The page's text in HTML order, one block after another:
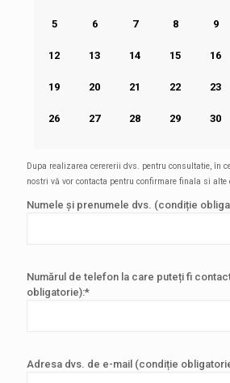
5 6 7 8 9
12 13 14 15 16
19 20 21 22 23
26 27 28 29 30
Dupa realizarea cerererii dvs. pentru consultatie, în
nostri vă vor contacta pentru confirmare finala si alte
Numele și prenumele dvs. (condiție
Numărul de telefon la care puteți fi
obligatorie):*
Adresa dvs. de e-mail (condiție